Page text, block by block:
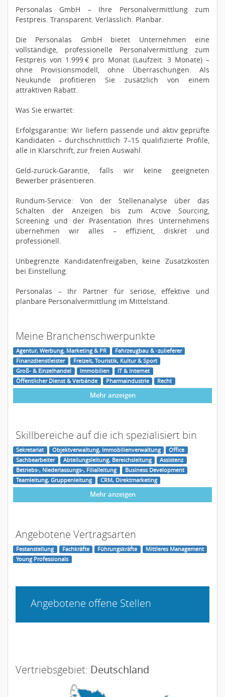
Personalas GmbH – Ihre Personalvermittlung zum
Festpreis. Transparent. Verlässlich. Planbar.
Die Personalas GmbH bietet Unternehmen eine
vollständige, professionelle Personalvermittlung zum
Festpreis von 1.999 € pro Monat (Laufzeit: 3 Monate) –
ohne Provisionsmodell, ohne Überraschungen. Als
Neukunde profitieren Sie zusätzlich von einem
attraktiven Rabatt.
Was Sie erwartet:
Erfolgsgarantie: Wir liefern passende und aktiv geprüfte
Kandidaten – durchschnittlich 7–15 qualifizierte Profile,
alle in Klarschrift, zur freien Auswahl.
Geld-zurück-Garantie, falls wir keine geeigneten
Bewerber präsentieren.
Rundum-Service: Von der Stellenanalyse über das
Schalten der Anzeigen bis zum Active Sourcing,
Screening und der Präsentation Ihres Unternehmens
übernehmen wir alles – effizient, diskret und
professionell.
Unbegrenzte Kandidatenfreigaben, keine Zusatzkosten
bei Einstellung.
Personalas – Ihr Partner für seriöse, effektive und
planbare Personalvermittlung im Mittelstand.
Meine Branchenschwerpunkte
Agentur, Werbung, Marketing & PR
Fahrzeugbau & -zulieferer
Finanzdienstleister
Freizeit, Touristik, Kultur & Sport
Groß- & Einzelhandel
Immobilien
IT & Internet
Öffentlicher Dienst & Verbände
Pharmaindustrie Recht
Mehr anzeigen
Skillbereiche auf die ich spezialisiert bin
Sekretariat Objektverwaltung, Immobilienverwaltung
Office
Sachbearbeiter
Abteilungsleitung, Bereichsleitung
Assistenz
Betriebs-, Niederlassungs-, Filialleitung
Business Development
Teamleitung, Gruppenleitung
CRM, Direktmarketing
Mehr anzeigen
Angebotene Vertragsarten
Festanstellung Fachkräfte Führungskräfte
Mittleres Management
Young Professionals
Angebotene offene Stellen
Vertriebsgebiet: Deutschland